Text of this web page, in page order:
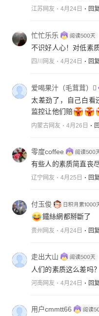
江苏网友 4月24日 回复
忙忙乐乐
不识好人心！对低素
四川网友 4月24日 回复
爱喝果汁（毛茸茸）
太差劲了，自己白看
监控让他们赔
内蒙古网友 4月26日
零度coffee
有些人的素质简直丧
辽宁网友 4月25日 回复
付玉俊
鐵絲網都掰斷了
贵州网友 4月24日 回复
走出大山
人们的素质这么差吗？
河南网友 4月24日 回复
用户cmmtt66